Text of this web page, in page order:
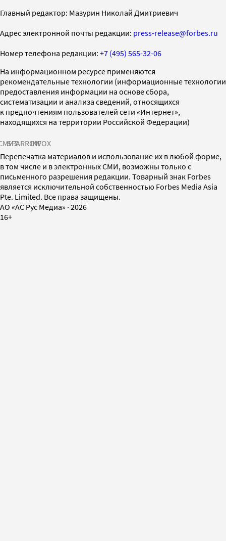
Главный редактор: Мазурин Николай Дмитриевич
Адрес электронной почты редакции: press-release@forbes.ru
Номер телефона редакции: +7 (495) 565-32-06
На информационном ресурсе применяются
рекомендательные технологии (информационные технологии
предоставления информации на основе сбора,
систематизации и анализа сведений, относящихся
к предпочтениям пользователей сети «Интернет»,
находящихся на территории Российской Федерации)
SPARROWINFOX
Перепечатка материалов и использование их в любой форме,
в том числе и в электронных СМИ, возможны только с
письменного разрешения редакции. Товарный знак Forbes
является исключительной собственностью Forbes Media Asia
Pte. Limited. Все права защищены.
AO «АС Рус Медиа» · 2026
16+